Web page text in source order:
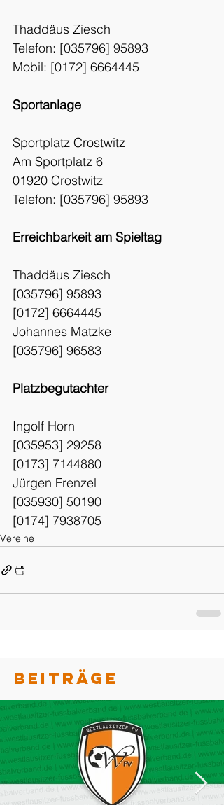
Thaddäus Ziesch
Telefon: [035796] 95893
Mobil: [0172] 6664445
Sportanlage
Sportplatz Crostwitz
Am Sportplatz 6
01920 Crostwitz
Telefon: [035796] 95893
Erreichbarkeit am Spieltag
Thaddäus Ziesch
[035796] 95893
[0172] 6664445
Johannes Matzke
[035796] 96583
Platzbegutachter
Ingolf Horn
[035953] 29258
[0173] 7144880
Jürgen Frenzel
[035930] 50190
[0174] 7938705
Vereine
BEITRÄGE